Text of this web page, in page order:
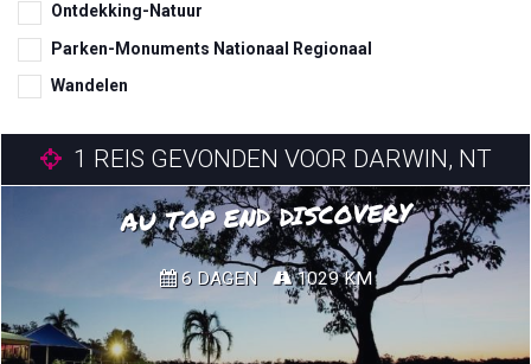
Ontdekking-Natuur
Parken-Monuments Nationaal Regionaal
Wandelen
1 REIS GEVONDEN VOOR DARWIN, NT
AU TOP END DISCOVERY
6 DAGEN 1029 KM